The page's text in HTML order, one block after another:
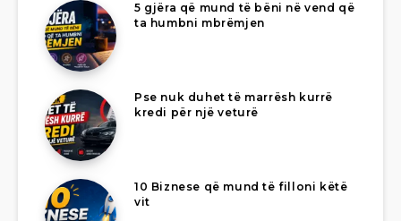
5 gjëra që mund të bëni në vend që
ta humbni mbrëmjen
Pse nuk duhet të marrësh kurrë
kredi për një veturë
10 Biznese që mund të filloni këtë
vit